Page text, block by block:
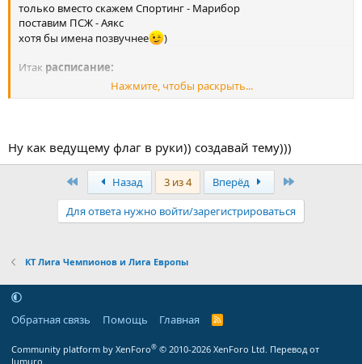
только вместо скажем Спортинг - Марибор
поставим ПСЖ - Аякс
хотя бы имена позвучнее
)
Итак расписание:
25.11. 20:00 ЦСКА - Рома
25.11. 22:45 Шахтер Донецк - Атлетик
25.11. 22:45 ПСЖ - Аякс
26.11. 20:00 Зенит - Бенфика
26.11. 22:45 Андерлехт - Галатасарай
26.11. 22:45 Арсенал - Боруссия Д
26.11. 22:45 Байер - Монако
26.11. 22:45 Лудогорец - Ливерпуль
Нажмите, чтобы раскрыть...
Ну как ведущему флаг в руки)) создавай тему)))
ПервыйНазад 3 из 4 Вперёд
Для ответа нужно войти/зарегистрироваться
КТ Лига Чемпионов и Лига Европы
Обратная связь Помощь Главная
R
Community platform by XenForo® © 2010-2026 XenForo Ltd. Перевод от
Jumuro